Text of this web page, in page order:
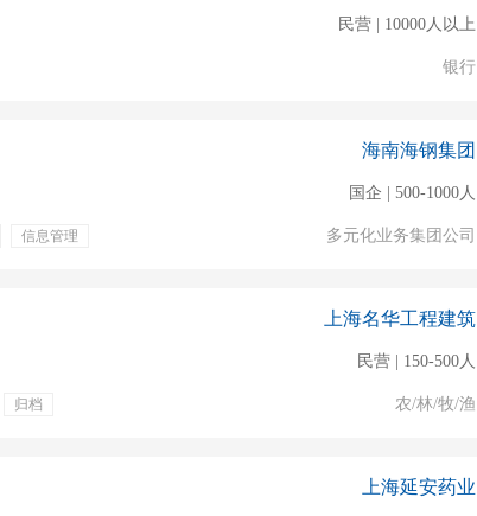
民营 | 10000人以上
银行
信息管理
海南海钢集团
国企 | 500-1000人
多元化业务集团公司
归档
上海名华工程建筑
民营 | 150-500人
农/林/牧/渔
上海延安药业